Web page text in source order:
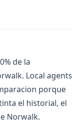
de la
Local agents
porque
el historial, el
Norwalk.